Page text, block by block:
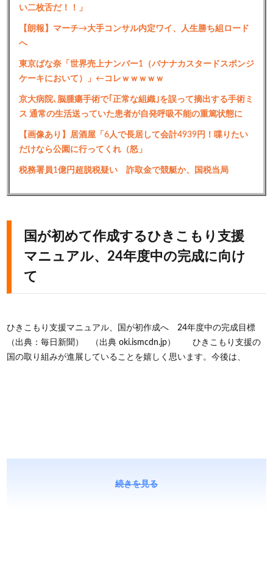
い二枚舌だ！！」
【朗報】マーチ→大手コンサル内定ワイ、人生勝ち組ロード
へ
東京ばな奈「世界売上ナンバー1（バナナカスタードスポンジ
ケーキにおいて）」←コレｗｗｗｗｗ
京大病院､脳腫瘍手術で｢正常な組織｣を誤って摘出する手術ミ
ス 通常の生活送っていた患者が自発呼吸不能の重篤状態に
【画像あり】居酒屋「6人で長居して会計4939円！喋りたい
だけなら公園に行ってくれ（怒」
税務署員1億円超脱税疑い 詐取金で競艇か、国税当局
国が初めて作成するひきこもり支援
マニュアル、24年度中の完成に向け
て
ひきこもり支援マニュアル、国が初作成へ 24年度中の完成目標
（出典：毎日新聞） （出典 oki.ismcdn.jp） ひきこもり支援の
国の取り組みが進展していることを嬉しく思います。今後は、
続きを見る